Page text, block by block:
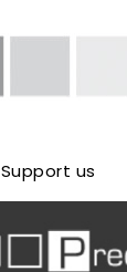
Support us